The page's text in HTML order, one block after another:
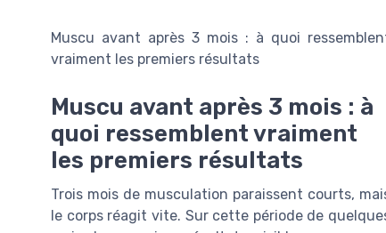
Muscu avant après 3 mois : à quoi
vraiment les premiers résultats
Muscu avant après 3 mois : à
quoi ressemblent vraiment
les premiers résultats
Trois mois de musculation paraissent courts,
le corps réagit vite. Sur cette période de